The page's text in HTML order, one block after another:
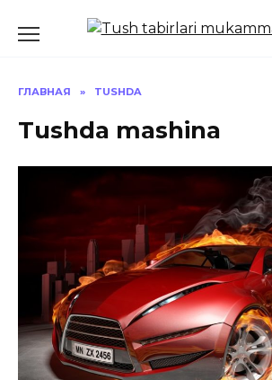
ГЛАВНАЯ » TUSHDA
Tushda mashina